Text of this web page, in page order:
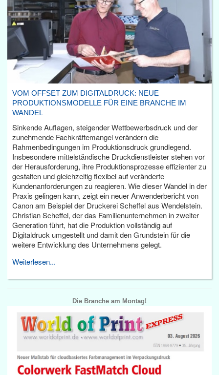
VOM OFFSET ZUM DIGITALDRUCK: NEUE
PRODUKTIONSMODELLE FÜR EINE BRANCHE IM
WANDEL
Sinkende Auflagen, steigender Wettbewerbsdruck und der
zunehmende Fachkräftemangel verändern die
Rahmenbedingungen im Produktionsdruck grundlegend.
Insbesondere mittelständische Druckdienstleister stehen vor
der Herausforderung, ihre Produktionsprozesse effizienter zu
gestalten und gleichzeitig flexibel auf veränderte
Kundenanforderungen zu reagieren. Wie dieser Wandel in der
Praxis gelingen kann, zeigt ein neuer Anwenderbericht von
Canon am Beispiel der Druckerei Scheffel aus Wendelstein.
Christian Scheffel, der das Familienunternehmen in zweiter
Generation führt, hat die Produktion vollständig auf
Digitaldruck umgestellt und damit den Grundstein für die
weitere Entwicklung des Unternehmens gelegt.
Weiterlesen...
Die Branche am Montag!